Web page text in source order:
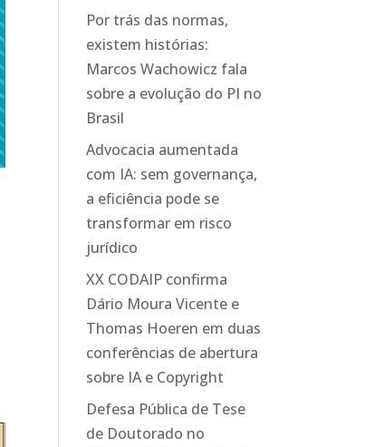
Por trás das normas,
existem histórias:
Marcos Wachowicz fala
sobre a evolução do PI no
Brasil
Advocacia aumentada
com IA: sem governança,
a eficiência pode se
transformar em risco
jurídico
XX CODAIP confirma
Dário Moura Vicente e
Thomas Hoeren em duas
conferências de abertura
sobre IA e Copyright
Defesa Pública de Tese
de Doutorado no